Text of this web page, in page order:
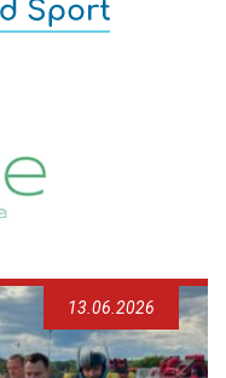
13.06.2026